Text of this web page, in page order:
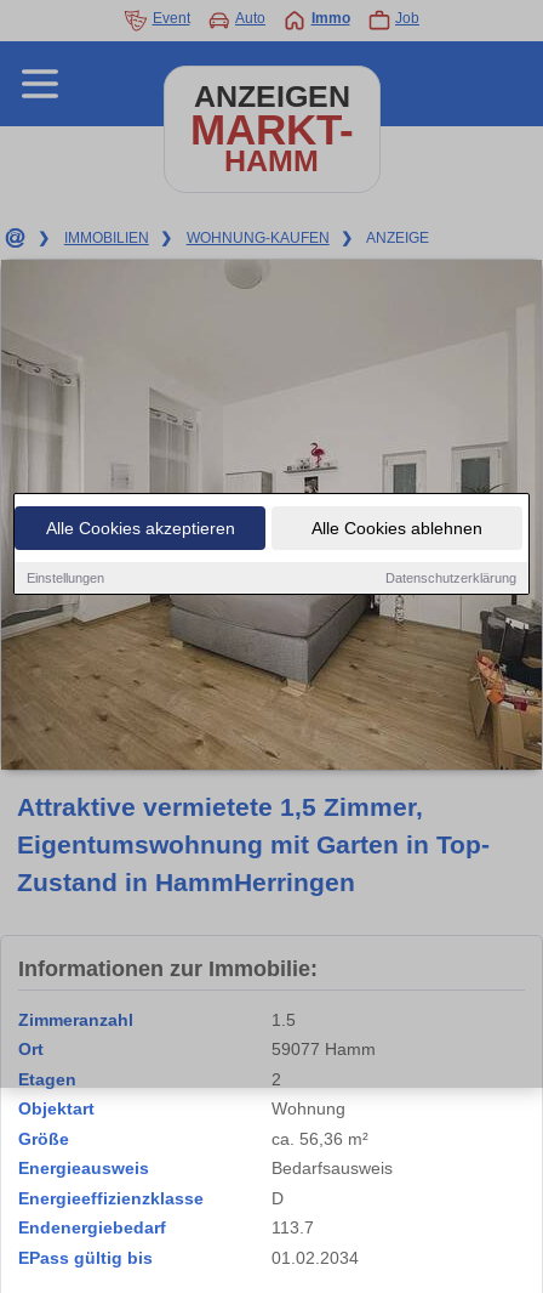
Alle Cookies akzeptieren Alle Cookies ablehnen
Einstellungen Datenschutzerklärung
Event Auto Immo Job
ANZEIGEN
MARKT-
HAMM
❯ IMMOBILIEN ❯ WOHNUNG-KAUFEN ❯ ANZEIGE
Attraktive vermietete 1,5 Zimmer,
Eigentumswohnung mit Garten in Top-
Zustand in HammHerringen
Informationen zur Immobilie:
Zimmeranzahl
1.5
Ort
59077 Hamm
Etagen
2
Objektart
Wohnung
Größe
ca. 56,36 m²
Energieausweis
Bedarfsausweis
Energieeffizienzklasse
D
Endenergiebedarf
113.7
EPass gültig bis
01.02.2034